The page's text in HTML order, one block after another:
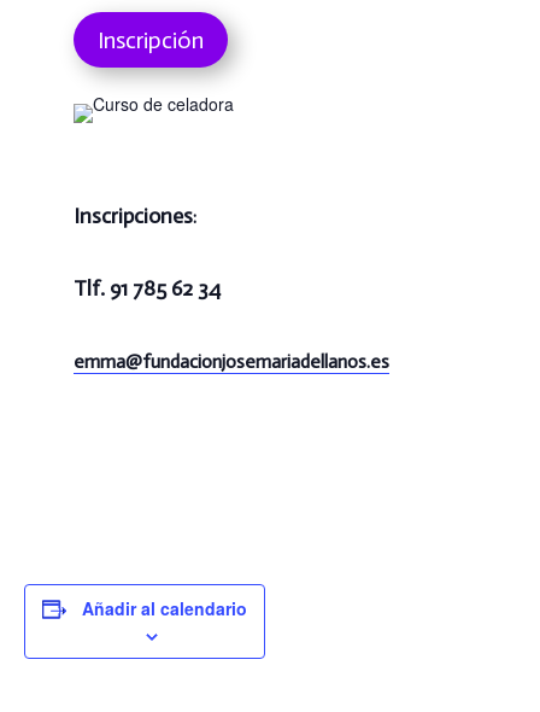
Inscripción
Inscripciones:
Tlf. 91 785 62 34
emma@fundacionjosemariadellanos.es
Añadir al calendario